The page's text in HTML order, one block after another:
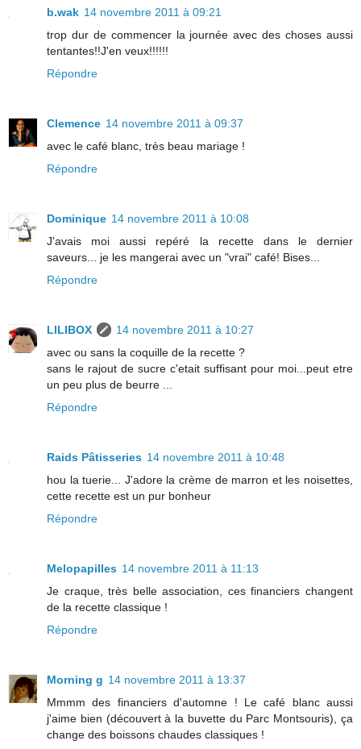
b.wak 14 novembre 2011 à 09:21
trop dur de commencer la journée avec des choses aussi
tentantes!!J'en veux!!!!!!
Répondre
Clemence 14 novembre 2011 à 09:37
avec le café blanc, très beau mariage !
Répondre
Dominique 14 novembre 2011 à 10:08
J'avais moi aussi repéré la recette dans le dernier
saveurs... je les mangerai avec un "vrai" café! Bises...
Répondre
LILIBOX
14 novembre 2011 à 10:27
avec ou sans la coquille de la recette ?
sans le rajout de sucre c'etait suffisant pour moi...peut etre
un peu plus de beurre ...
Répondre
Raids Pâtisseries 14 novembre 2011 à 10:48
hou la tuerie... J'adore la crème de marron et les noisettes,
cette recette est un pur bonheur
Répondre
Melopapilles 14 novembre 2011 à 11:13
Je craque, très belle association, ces financiers changent
de la recette classique !
Répondre
Morning g 14 novembre 2011 à 13:37
Mmmm des financiers d'automne ! Le café blanc aussi
j'aime bien (découvert à la buvette du Parc Montsouris), ça
change des boissons chaudes classiques !